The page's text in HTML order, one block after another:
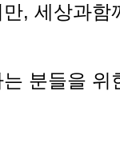
, 세상과
분들을 위